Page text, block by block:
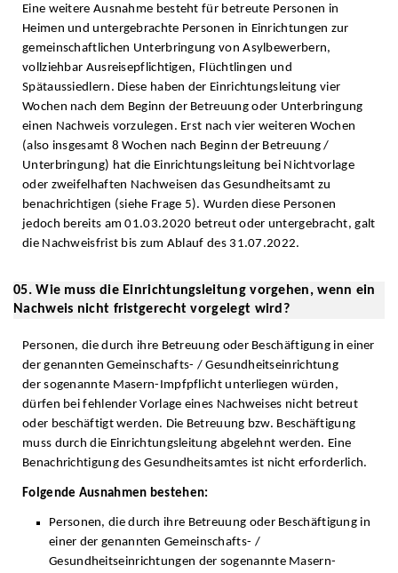
Eine weitere Ausnahme besteht für betreute Personen in
Heimen und untergebrachte Personen in Einrichtungen zur
gemeinschaftlichen Unterbringung von Asylbewerbern,
vollziehbar Ausreisepflichtigen, Flüchtlingen und
Spätaussiedlern. Diese haben der Einrichtungsleitung vier
Wochen nach dem Beginn der Betreuung oder Unterbringung
einen Nachweis vorzulegen. Erst nach vier weiteren Wochen
(also insgesamt 8 Wochen nach Beginn der Betreuung /
Unterbringung) hat die Einrichtungsleitung bei Nichtvorlage
oder zweifelhaften Nachweisen das Gesundheitsamt zu
benachrichtigen (siehe Frage 5). Wurden diese Personen
jedoch bereits am 01.03.2020 betreut oder untergebracht, galt
die Nachweisfrist bis zum Ablauf des 31.07.2022.
05. Wie muss die Einrichtungsleitung vorgehen, wenn ein
Nachweis nicht fristgerecht vorgelegt wird?
Personen, die durch ihre Betreuung oder Beschäftigung in einer
der genannten Gemeinschafts- / Gesundheitseinrichtung
der sogenannte Masern-Impfpflicht unterliegen würden,
dürfen bei fehlender Vorlage eines Nachweises nicht betreut
oder beschäftigt werden. Die Betreuung bzw. Beschäftigung
muss durch die Einrichtungsleitung abgelehnt werden. Eine
Benachrichtigung des Gesundheitsamtes ist nicht erforderlich.
Folgende Ausnahmen bestehen:
Personen, die durch ihre Betreuung oder Beschäftigung in
einer der genannten Gemeinschafts- /
Gesundheitseinrichtungen der sogenannte Masern-